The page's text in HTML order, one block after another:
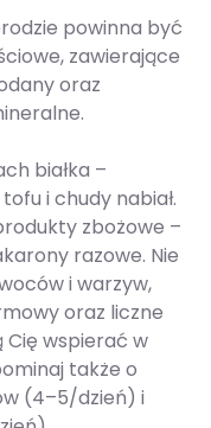
powinna być
zawierające
oraz
białka –
i chudy nabiał.
zbożowe –
razowe. Nie
i warzyw,
oraz liczne
wspierać w
także o
(4–5/dzień) i